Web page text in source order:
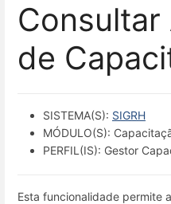
de
SISTEMA(S): SIGRH
MÓDULO(S):
PERFIL(IS): Gestor
Esta funcionalidade permite